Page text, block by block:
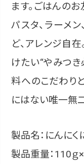
ます。ごはんの
パスタ、ラーメ
ど、アレンジ自
けたい“やみつ
料へのこだわり
にはない唯一無
製品名：にんにく
製品重量：110ｇ